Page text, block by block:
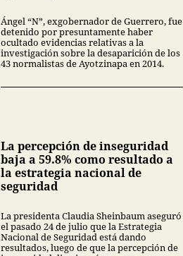
Ángel “N”, exgobernador de Guerrero, fue
detenido por presuntamente haber
ocultado evidencias relativas a la
investigación sobre la desaparición de los
43 normalistas de Ayotzinapa en 2014.
La percepción de inseguridad
baja a 59.8% como resultado a
la estrategia nacional de
seguridad
La presidenta Claudia Sheinbaum aseguró
el pasado 24 de julio que la Estrategia
Nacional de Seguridad está dando
resultados, luego de que la percepción de